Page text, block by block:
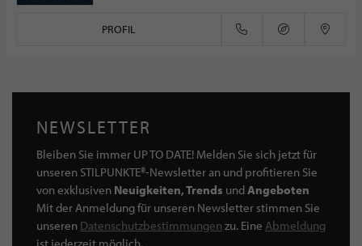
PROFIL
NEWSLETTER
Bleiben Sie immer UP TO DATE! Melden Sie sich jetzt für
unseren STILPUNKTE®-Newsletter an und profitieren Sie
von exklusiven Neuigkeiten, Trends undAngeboten
Mit der Anmeldung für unseren Newsletter stimmen Sie
unseren Datenschutzbestimmungen zu. Eine Abmeldung